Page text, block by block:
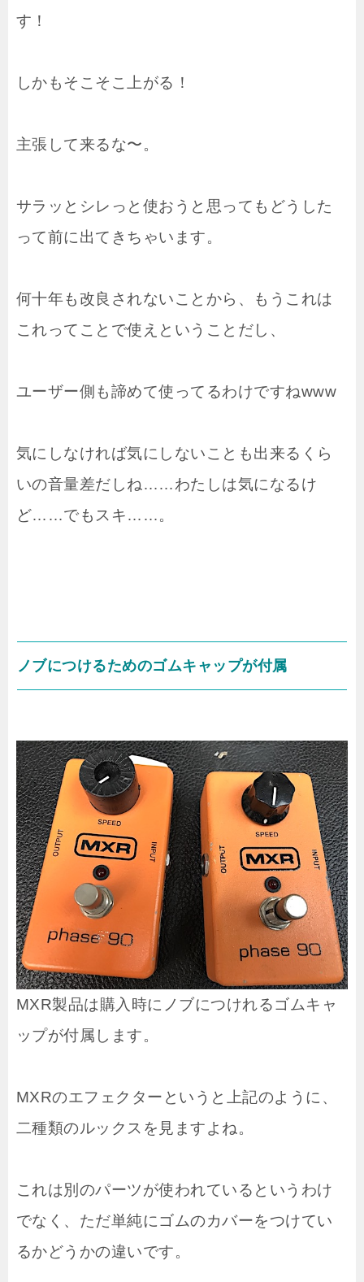
す！
しかもそこそこ上がる！
主張して来るな〜。
サラッとシレっと使おうと思ってもどうした
って前に出てきちゃいます。
何十年も改良されないことから、もうこれは
これってことで使えということだし、
ユーザー側も諦めて使ってるわけですねwww
気にしなければ気にしないことも出来るくら
いの音量差だしね……わたしは気になるけ
ど……でもスキ……。
ノブにつけるためのゴムキャップが付属
MXR製品は購入時にノブにつけれるゴムキャ
ップが付属します。
MXRのエフェクターというと上記のように、
二種類のルックスを見ますよね。
これは別のパーツが使われているというわけ
でなく、ただ単純にゴムのカバーをつけてい
るかどうかの違いです。